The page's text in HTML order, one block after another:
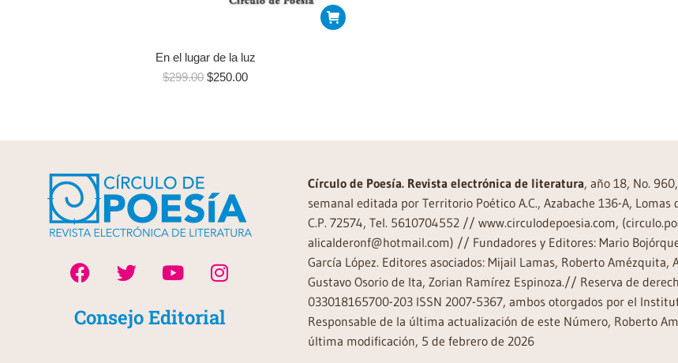
En el lugar de la luz
$299.00 $250.00
Consejo Editorial
Círculo de Poesía. Revista electrónica de literatura, año 18, No.
semanal editada por Territorio Poético A.C., Azabache 136-A,
C.P. 72574, Tel. 5610704552 // www.circulodepoesia.com,
alicalderonf@hotmail.com) // Fundadores y Editores: Mario
García López. Editores asociados: Mijail Lamas, Roberto Amézquita,
Gustavo Osorio de Ita, Zorian Ramírez Espinoza.// Reserva de
033018165700-203 ISSN 2007-5367, ambos otorgados por el
Responsable de la última actualización de este Número, Roberto
última modificación, 5 de febrero de 2026